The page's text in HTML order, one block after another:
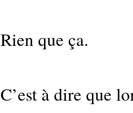
Rien que ça.
C’est à dire que